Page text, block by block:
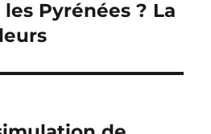
Pyrénées ? La